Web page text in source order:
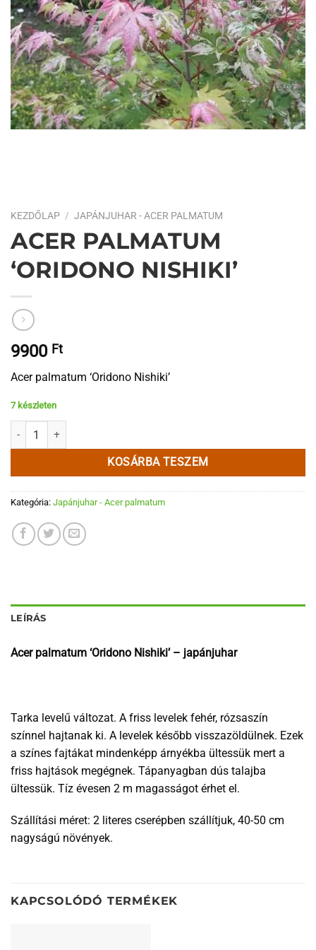
KEZDŐLAP / JAPÁNJUHAR - ACER PALMATUM
ACER PALMATUM
‘ORIDONO NISHIKI’
9900 Ft
Acer palmatum ‘Oridono Nishiki’
7 készleten
Acer palmatum 'Oridono Nishiki' mennyiség
KOSÁRBA TESZEM
Kategória: Japánjuhar - Acer palmatum
LEÍRÁS
Acer palmatum ‘Oridono Nishiki’ – japánjuhar
Tarka levelű változat. A friss levelek fehér, rózsaszín
színnel hajtanak ki. A levelek később visszazöldülnek. Ezek
a színes fajtákat mindenképp árnyékba ültessük mert a
friss hajtások megégnek. Tápanyagban dús talajba
ültessük. Tíz évesen 2 m magasságot érhet el.
Szállítási méret: 2 literes cserépben szállítjuk, 40-50 cm
nagyságú növények.
KAPCSOLÓDÓ TERMÉKEK